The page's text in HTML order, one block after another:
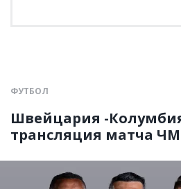
ФУТБОЛ
Швейцария -
трансляция матча